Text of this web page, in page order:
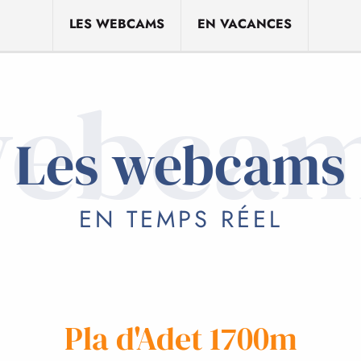
LES WEBCAMS EN VACANCES
Les webcams
EN TEMPS RÉEL
Pla d'Adet 1700m